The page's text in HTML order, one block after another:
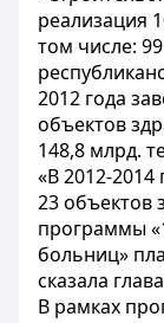
реализация
том числе:
2012 года
объектов
148,8 млрд.
«В 2012-2014
23 объектов
программы
больниц»
сказала
В рамках